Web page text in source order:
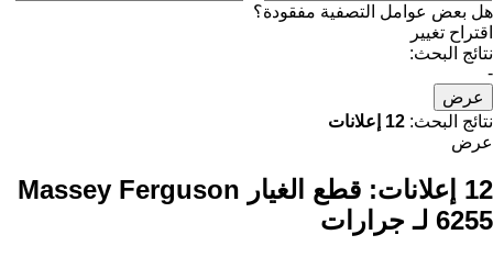
هل بعض عوامل التصفية مفقودة؟
اقتراح تغيير
نتائج البحث:
-
عرض
نتائج البحث: 12 إعلانات
عرض
12 إعلانات:
قطع الغيار Massey Ferguson
6255 لـ جرارات